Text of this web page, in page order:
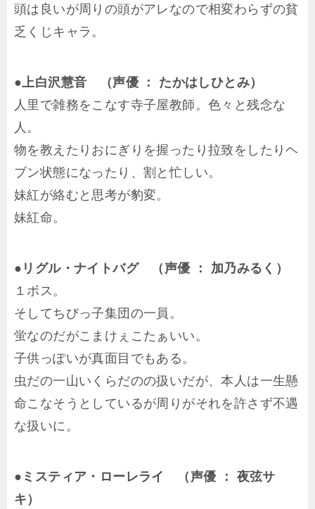
頭は良いが周りの頭がアレなので相変わらずの貧
乏くじキャラ。
●上白沢慧音 （声優 ： たかはしひとみ）
人里で雑務をこなす寺子屋教師。色々と残念な
人。
物を教えたりおにぎりを握ったり拉致をしたりヘ
ブン状態になったり、割と忙しい。
妹紅が絡むと思考が豹変。
妹紅命。
●リグル・ナイトバグ （声優 ： 加乃みるく）
１ボス。
そしてちびっ子集団の一員。
蛍なのだがこまけぇこたぁいい。
子供っぽいが真面目でもある。
虫だの一山いくらだのの扱いだが、本人は一生懸
命こなそうとしているが周りがそれを許さず不遇
な扱いに。
●ミスティア・ローレライ （声優 ： 夜弦サ
キ）